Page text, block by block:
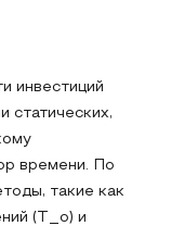
инвестиций
статических,
времени. По
такие как
(T_o) и